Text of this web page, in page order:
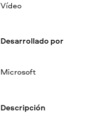
Vídeo
Desarrollado por
Microsoft
Descripción